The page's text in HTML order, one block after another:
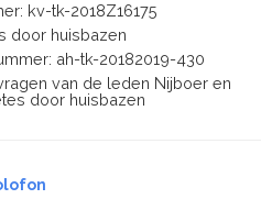
kv-tk-2018Z16175
door huisbazen
ah-tk-20182019-430
van de leden Nijboer en
door huisbazen